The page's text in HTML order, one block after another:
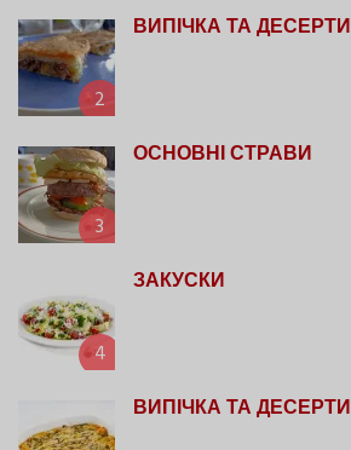
2
ВИПІЧКА ТА ДЕСЕРТИ
3
ОСНОВНІ СТРАВИ
4
ЗАКУСКИ
ВИПІЧКА ТА ДЕСЕРТИ